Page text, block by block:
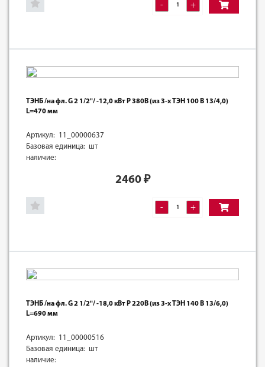
- +
ТЭНБ /на фл. G 2 1/2"/ -12,0 кВт Р 380В (из 3-х ТЭН 100 В 13/4,0)
L=470 мм
Артикул: 11_00000637
Базовая единица: шт
наличие:
2460₽
- +
ТЭНБ /на фл. G 2 1/2"/ -18,0 кВт Р 220В (из 3-х ТЭН 140 В 13/6,0)
L=690 мм
Артикул: 11_00000516
Базовая единица: шт
наличие: